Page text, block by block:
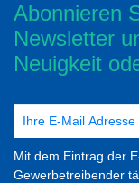
Abonnieren
Newsletter
Neuigkeit
Mit dem Eintrag der
Gewerbetreibender